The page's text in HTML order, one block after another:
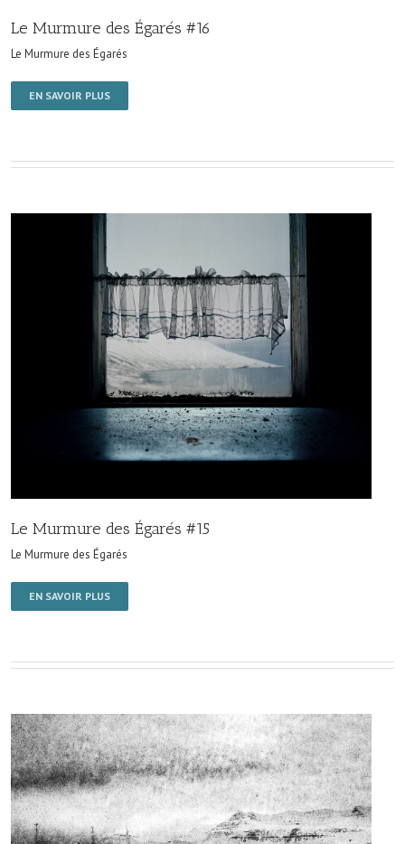
Le Murmure des Égarés #16
Le Murmure des Égarés
EN SAVOIR PLUS
Le Murmure des Égarés #15
Le Murmure des Égarés
EN SAVOIR PLUS